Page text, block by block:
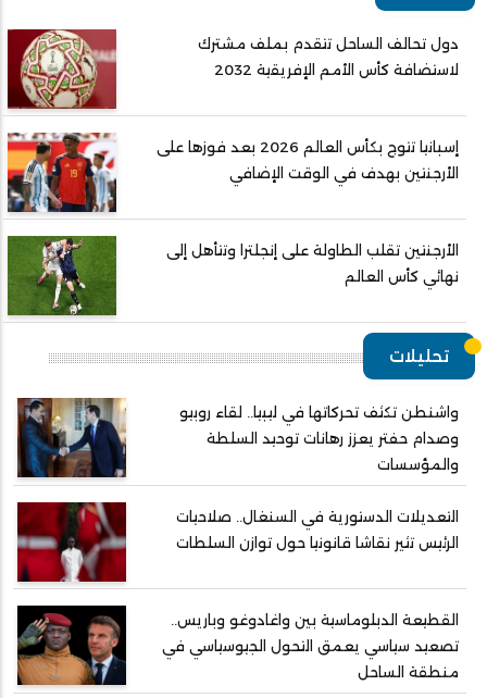
دول تحالف الساحل تتقدم بملف مشترك
لاستضافة كأس الأمم الإفريقية 2032
إسبانيا تتوج بكأس العالم 2026 بعد فوزها على
الأرجنتين بهدف في الوقت الإضافي
الأرجنتين تقلب الطاولة على إنجلترا وتتأهل إلى
نهائي كأس العالم
تحليلات
واشنطن تكثف تحركاتها في ليبيا.. لقاء روبيو
وصدام حفتر يعزز رهانات توحيد السلطة
والمؤسسات
التعديلات الدستورية في السنغال.. صلاحيات
الرئيس تثير نقاشا قانونيا حول توازن السلطات
القطيعة الدبلوماسية بين واغادوغو وباريس..
تصعيد سياسي يعمق التحول الجيوسياسي في
منطقة الساحل